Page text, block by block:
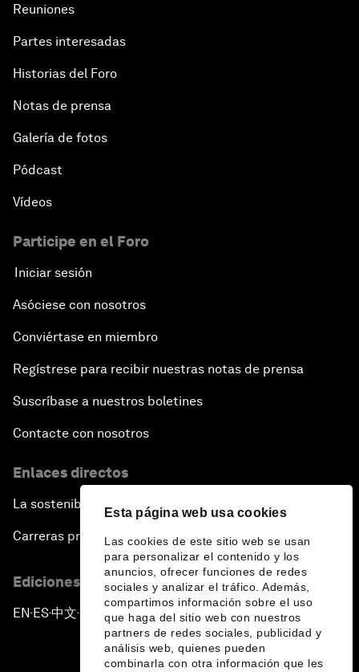
Esta página web usa cookies
Las cookies de este sitio web se usan
para personalizar el contenido y los
anuncios, ofrecer funciones de redes
sociales y analizar el tráfico. Además,
compartimos información sobre el uso
que haga del sitio web con nuestros
partners de redes sociales, publicidad y
análisis web, quienes pueden
combinarla con otra información que les
Reuniones
Partes interesadas
Historias del Foro
Notas de prensa
Galería de fotos
Pódcast
Vídeos
Participe en el Foro
Iniciar sesión
Asóciese con nosotros
Conviértase en miembro
Regístrese para recibir nuestras notas de prensa
Suscríbase a nuestros boletines
Contacte con nosotros
Enlaces directos
La sostenibilidad en el Foro
Carreras profesionales
Ediciones en otros idiomas
EN ▪ES▪中文▪ 日本語